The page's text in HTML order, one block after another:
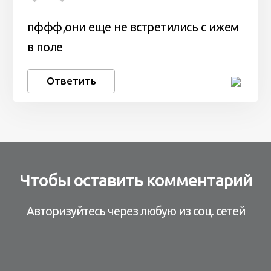
пффф,они еще не встретились с ижем
в поле
Ответить
Чтобы оставить комментарий
Авторизуйтесь через любую из соц. сетей